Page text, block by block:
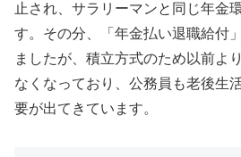
止され、サラリーマンと同じ年金
す。その分、「年金払い退職給付
ましたが、積立方式のため以前よ
なくなっており、公務員も老後生
要が出てきています。